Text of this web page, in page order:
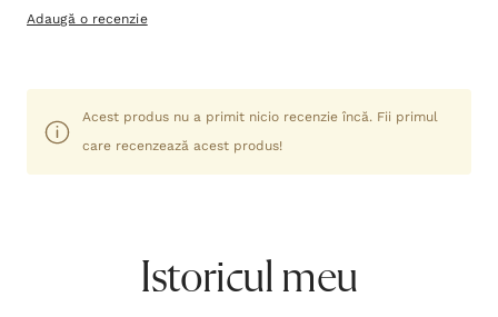
Adaugă o recenzie
Acest produs nu a primit nicio recenzie încă. Fii primul
care recenzează acest produs!
Istoricul meu